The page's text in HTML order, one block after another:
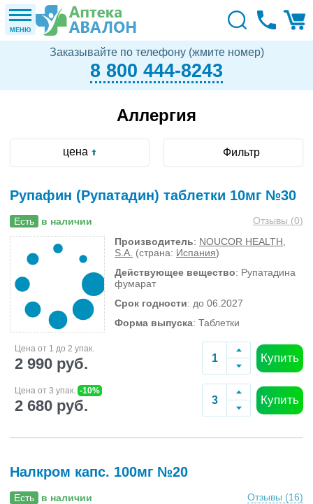
МЕНЮ
Заказывайте по телефону (жмите номер)
8 800 444-8243
Аллергия
цена Фильтр
Рупафин (Рупатадин) таблетки 10мг №30
Есть в наличии Отзывы (0)
Производитель: NOUCOR HEALTH,
S.A. (страна: Испания)
Действующее вещество: Рупатадина
фумарат
Срок годности: до 06.2027
Форма выпуска: Таблетки
Цена от 1 до 2 упак.
2 990 руб. Купить
Цена от 3 упак. -10%
2 680 руб. Купить
Налкром капс. 100мг №20
Есть в наличии Отзывы (16)